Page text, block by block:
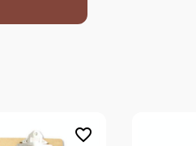
favorite_border